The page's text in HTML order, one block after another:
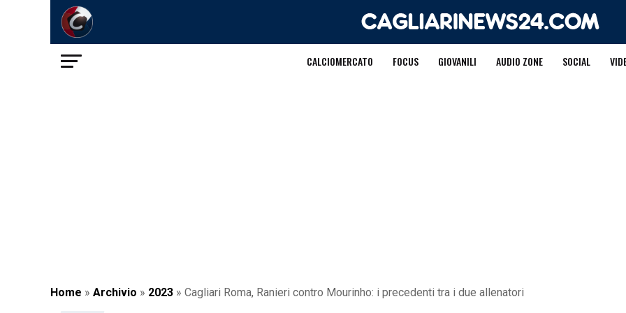
CALCIOMERCATO FOCUS GIOVANILI AUDIO ZONE SOCIAL
Home » Archivio » 2023 » Cagliari Roma, Ranieri contro Mourinho: i precedenti tra i due allenatori